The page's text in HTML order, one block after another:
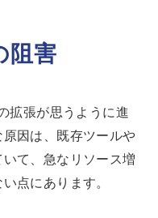
阻害
拡張が思うように進
因は、既存ツールや
て、急なリソース増
点にあります。